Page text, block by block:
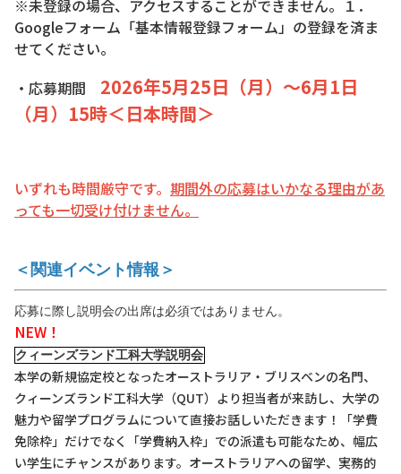
※未登録の場合、アクセスすることができません。１．
Googleフォーム「基本情報登録フォーム」の登録を済ま
せてください。
・応募期間 2026年5月25日（月）～6月1日
（月）15時＜日本時間＞
いずれも時間厳守です。 期間外の応募はいかなる理由があ
っても一切受け付けません。
＜関連イベント情報＞
応募に際し説明会の出席は必須ではありません。
NEW！
クィーンズランド工科大学説明会
本学の新規協定校となったオーストラリア・ブリスベンの名門、
クィーンズランド工科大学（QUT）より担当者が来訪し、大学の
魅力や留学プログラムについて直接お話しいただきます！「学費
免除枠」だけでなく「学費納入枠」での派遣も可能なため、幅広
い学生にチャンスがあります。オーストラリアへの留学、実務的